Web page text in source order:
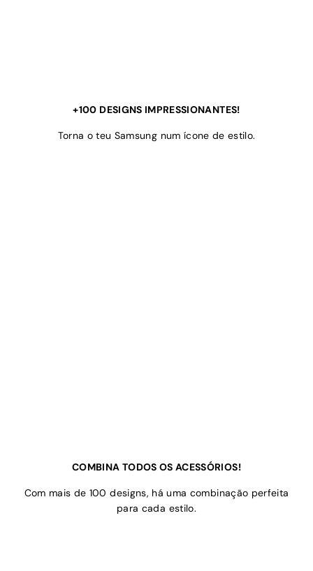
+100 DESIGNS IMPRESSIONANTES!
Torna o teu Samsung num ícone de estilo.
COMBINA TODOS OS ACESSÓRIOS!
Com mais de 100 designs, há uma combinação perfeita
para cada estilo.